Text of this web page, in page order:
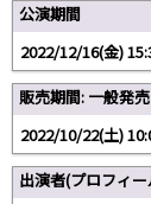
公演期間
2022/12/16(金)
販売期間: 一般発売
2022/10/22(土)
出演者(プロフィ